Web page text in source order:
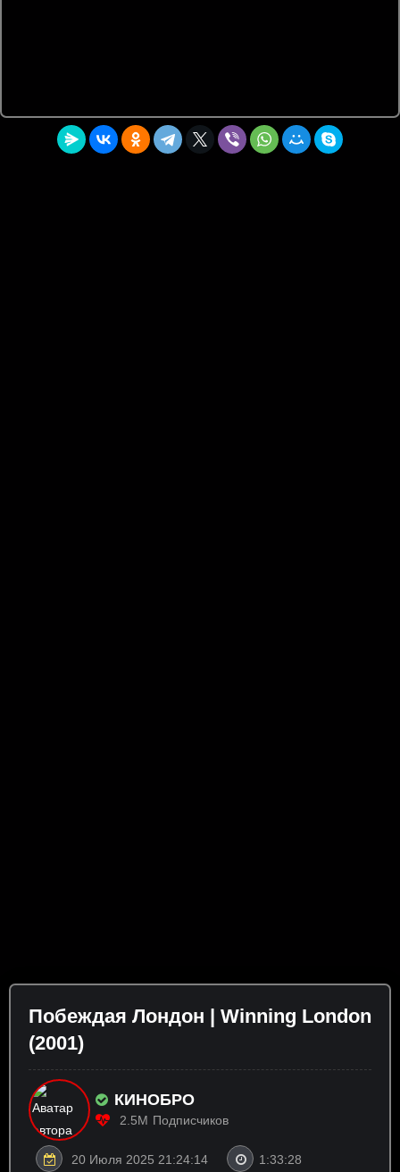
Побеждая Лондон | Winning London
(2001)
КИНОБРО
2.5M Подписчиков
20 Июля 2025 21:24:14 1:33:28